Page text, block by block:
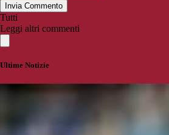
Invia Commento
Tutti
Leggi altri commenti
Ultime Notizie